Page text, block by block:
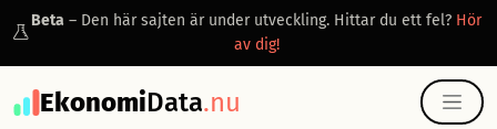
Beta – Den här sajten är under utveckling. Hittar du ett fel? Hör
av dig!
EkonomiData.nu